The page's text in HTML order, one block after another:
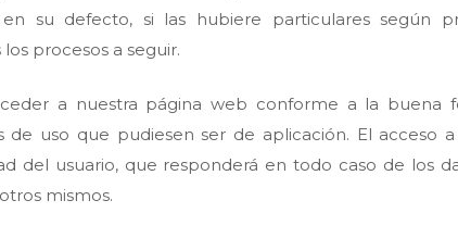
su defecto, si las hubiere particulares según
procesos a seguir.
a nuestra página web conforme a la buena
de uso que pudiesen ser de aplicación. El acceso
del usuario, que responderá en todo caso de los
mismos.